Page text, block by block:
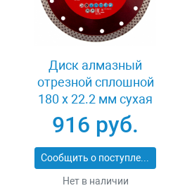
Диск алмазный
отрезной сплошной
180 х 22.2 мм сухая
резка Matrix
Professional 73128
916 руб.
Сообщить о поступлении
Нет в наличии